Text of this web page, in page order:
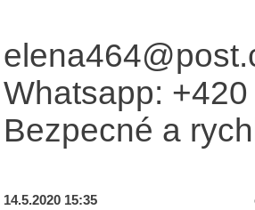
Whatsapp:
Bezpecné a
14.5.2020 15:35